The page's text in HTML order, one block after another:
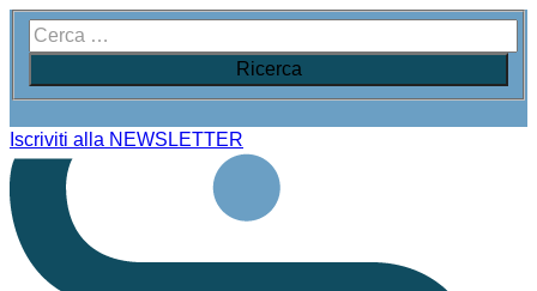
Iscriviti alla NEWSLETTER